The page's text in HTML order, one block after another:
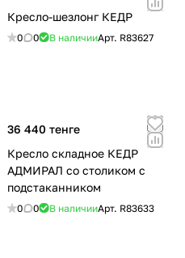
Кресло-шезлонг КЕДР
0 0 В наличииАрт. R83627
36 440 тенге
Кресло складное КЕДР
АДМИРАЛ со столиком с
подстаканником
0 0 В наличииАрт. R83633